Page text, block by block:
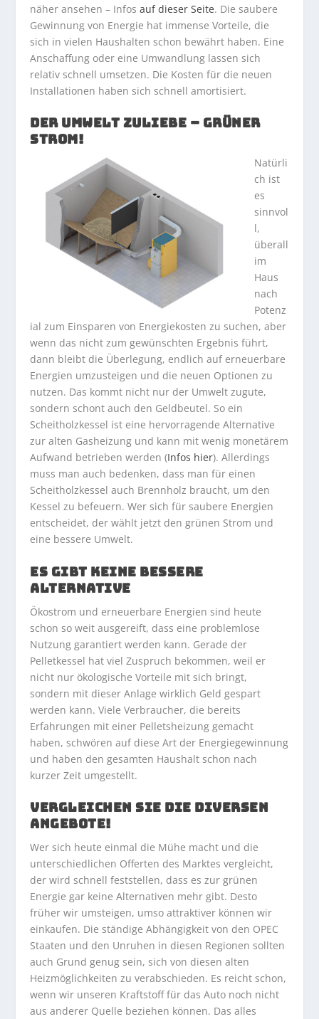
näher ansehen – Infosauf dieser Seite. Die saubere
Gewinnung von Energie hat immense Vorteile, die
sich in vielen Haushalten schon bewährt haben. Eine
Anschaffung oder eine Umwandlung lassen sich
relativ schnell umsetzen. Die Kosten für die neuen
Installationen haben sich schnell amortisiert.
DER UMWELT ZULIEBE – GRÜNER
STROM!
Natürli
ch ist
es
sinnvol
l,
überall
im
Haus
nach
Potenz
ial zum Einsparen von Energiekosten zu suchen, aber
wenn das nicht zum gewünschten Ergebnis führt,
dann bleibt die Überlegung, endlich auf erneuerbare
Energien umzusteigen und die neuen Optionen zu
nutzen. Das kommt nicht nur der Umwelt zugute,
sondern schont auch den Geldbeutel. So ein
Scheitholzkessel ist eine hervorragende Alternative
zur alten Gasheizung und kann mit wenig monetärem
Aufwand betrieben werden (Infos hier). Allerdings
muss man auch bedenken, dass man für einen
Scheitholzkessel auch Brennholz braucht, um den
Kessel zu befeuern. Wer sich für saubere Energien
entscheidet, der wählt jetzt den grünen Strom und
eine bessere Umwelt.
ES GIBT KEINE BESSERE
ALTERNATIVE
Ökostrom und erneuerbare Energien sind heute
schon so weit ausgereift, dass eine problemlose
Nutzung garantiert werden kann. Gerade der
Pelletkessel hat viel Zuspruch bekommen, weil er
nicht nur ökologische Vorteile mit sich bringt,
sondern mit dieser Anlage wirklich Geld gespart
werden kann. Viele Verbraucher, die bereits
Erfahrungen mit einer Pelletsheizung gemacht
haben, schwören auf diese Art der Energiegewinnung
und haben den gesamten Haushalt schon nach
kurzer Zeit umgestellt.
VERGLEICHEN SIE DIE DIVERSEN
ANGEBOTE!
Wer sich heute einmal die Mühe macht und die
unterschiedlichen Offerten des Marktes vergleicht,
der wird schnell feststellen, dass es zur grünen
Energie gar keine Alternativen mehr gibt. Desto
früher wir umsteigen, umso attraktiver können wir
einkaufen. Die ständige Abhängigkeit von den OPEC
Staaten und den Unruhen in diesen Regionen sollten
auch Grund genug sein, sich von diesen alten
Heizmöglichkeiten zu verabschieden. Es reicht schon,
wenn wir unseren Kraftstoff für das Auto noch nicht
aus anderer Quelle beziehen können. Das alles